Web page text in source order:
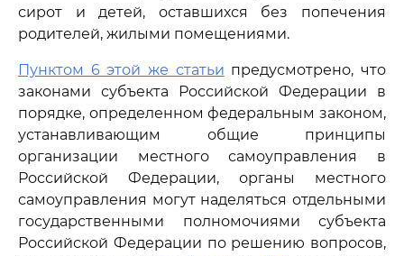
сирот и детей, оставшихся без попечения
родителей, жилыми помещениями.
Пунктом 6 этой же статьи предусмотрено, что
законами субъекта Российской Федерации в
порядке, определенном федеральным законом,
устанавливающим общие принципы
организации местного самоуправления в
Российской Федерации, органы местного
самоуправления могут наделяться отдельными
государственными полномочиями субъекта
Российской Федерации по решению вопросов,